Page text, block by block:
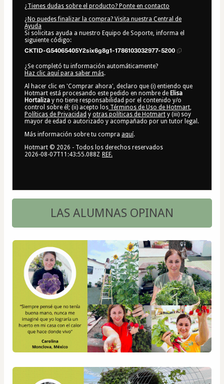
¿Tienes dudas sobre el producto? Ponte en contacto
¿No puedes finalizar la compra? Visita nuestra Central de
Ayuda
Si solicitas ayuda a nuestro Equipo de Soporte, informa el
siguiente código:
CKTID-G54065405Y2six6g8g1-1786103032977-5200
¿Se completó tu información automáticamente?
Haz clic aquí para saber más.
Al hacer clic en 'Comprar ahora', declaro que (i) entiendo que
Hotmart está procesando este pedido en nombre de Elisa
Hortaliza y no tiene responsabilidad por el contenido y/o
control sobre él; (ii) acepto los Términos de Uso de Hotmart,
Políticas de Privacidad y otras políticas de Hotmart y (iii) soy
mayor de edad o autorizado y acompañado por un tutor legal.
Más información sobre tu compra aquí.
Hotmart © 2026 - Todos los derechos reservados
2026-08-07T11:43:55.088Z REF.
LAS ALUMNAS OPINAN